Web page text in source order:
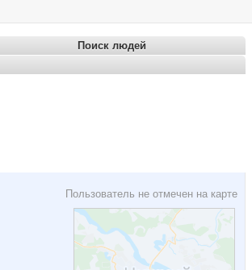
Поиск людей
Пользователь не отмечен на карте